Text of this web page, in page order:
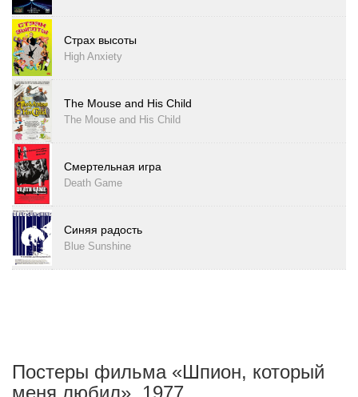
Страх высоты
High Anxiety
The Mouse and His Child
The Mouse and His Child
Смертельная игра
Death Game
Синяя радость
Blue Sunshine
Постеры фильма «Шпион, который
меня любил», 1977